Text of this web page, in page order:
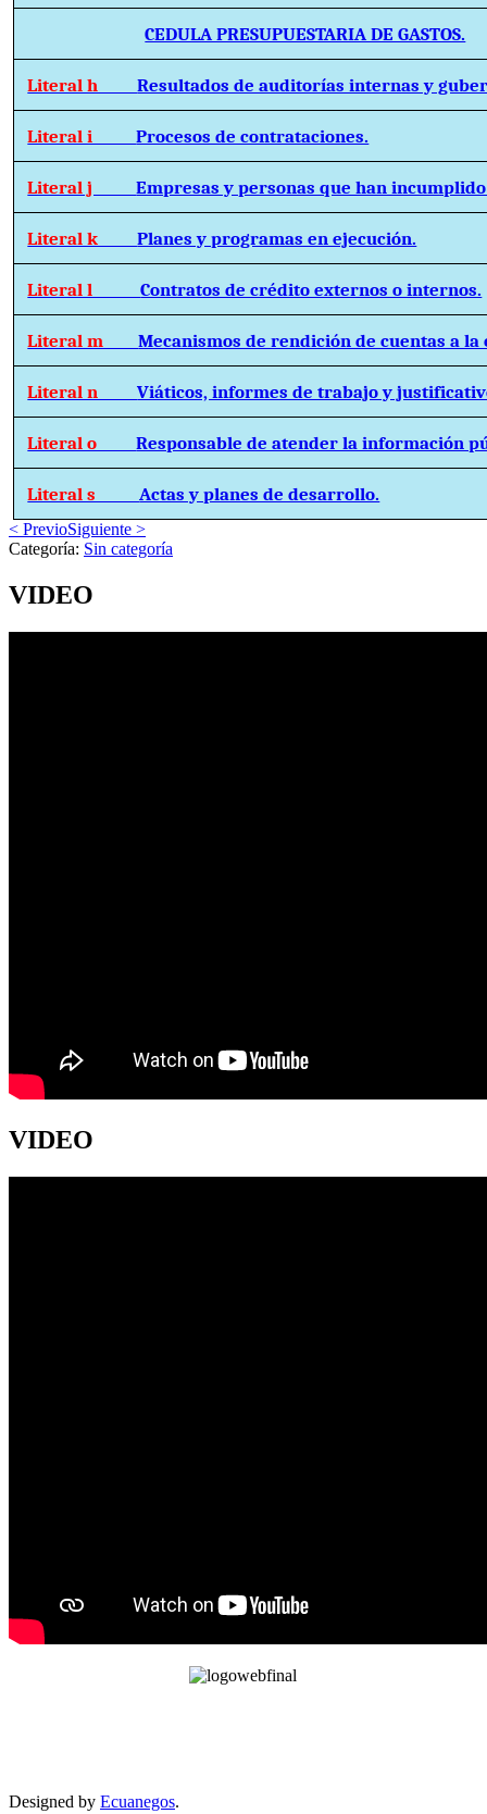
CEDULA PRESUPUESTARIA DE GASTOS.
Literal hResultados de auditorías internas y
Literal iProcesos de contrataciones.
Literal jEmpresas y personas que han
Literal kPlanes y programas en ejecución.
Literal lContratos de crédito externos o internos.
Literal mMecanismos de rendición de cuentas a la
Literal nViáticos, informes de trabajo y
Literal oResponsable de atender la información
Literal sActas y planes de desarrollo.
< PrevioSiguiente >
Categoría: Sin categoría
VIDEO
VIDEO
Designed by Ecuanegos.